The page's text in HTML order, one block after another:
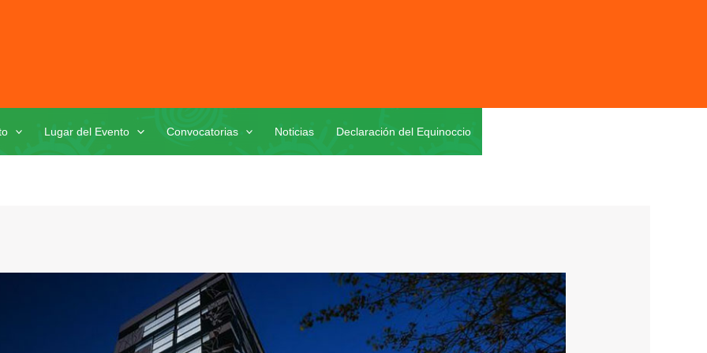
Lugar del Evento Convocatorias Noticias Declaración del Equinoccio